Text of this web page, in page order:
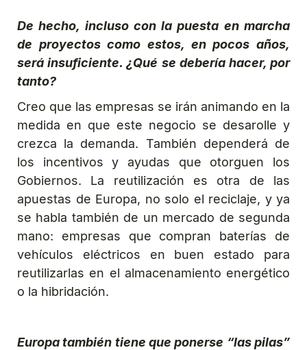
De hecho, incluso con la puesta en marcha
de proyectos como estos, en pocos años,
será insuficiente. ¿Qué se debería hacer, por
tanto?
Creo que las empresas se irán animando en la
medida en que este negocio se desarolle y
crezca la demanda. También dependerá de
los incentivos y ayudas que otorguen los
Gobiernos. La reutilización es otra de las
apuestas de Europa, no solo el reciclaje, y ya
se habla también de un mercado de segunda
mano: empresas que compran baterías de
vehículos eléctricos en buen estado para
reutilizarlas en el almacenamiento energético
o la hibridación.
Europa también tiene que ponerse “las pilas”